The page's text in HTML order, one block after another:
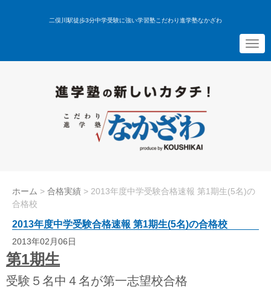
二俣川駅徒歩3分中学受験に強い学習塾こだわり進学塾なかざわ
N
a
v
ホーム > 合格実績 > 2013年度中学受験合格速報 第1期生(5名)の
合格校
2013年度中学受験合格速報 第1期生(5名)の合格校
2013年02月06日
第1期生
受験５名中４名が第一志望校合格